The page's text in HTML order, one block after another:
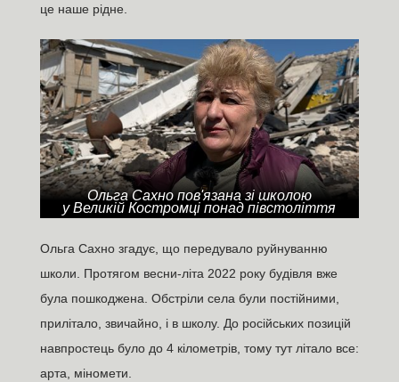
це наше рідне.
Ольга Сахно пов'язана зі школою
у Великій Костромці понад півстоліття
Ольга Сахно згадує, що передувало руйнуванню
школи. Протягом весни-літа 2022 року будівля вже
була пошкоджена. Обстріли села були постійними,
прилітало, звичайно, і в школу. До російських позицій
навпростець було до 4 кілометрів, тому тут літало все:
арта, міномети.